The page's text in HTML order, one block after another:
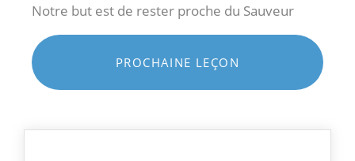
Notre but est de rester proche du Sauveur
PROCHAINE LEÇON